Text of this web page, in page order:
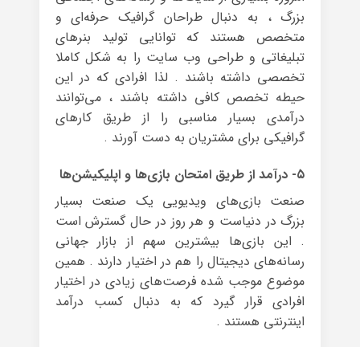
بزرگ ، به دنبال طراحان گرافیک حرفه‌ای و
متخصص هستند که توانایی تولید بنرهای
تبلیغاتی و طراحی وب سایت را به شکل کاملا
تخصصی داشته باشند . لذا افرادی که در این
حیطه تخصص کافی داشته باشند ، می‌توانند
درآمدی بسیار مناسبی را از طریق کارهای
گرافیکی برای مشتریان به دست آورند .
۵- درآمد از طریق امتحان بازی‌ها و اپلیکیشن‌ها
صنعت بازی‌های ویدیویی یک صنعت بسیار
بزرگ در دنیاست و هر روز در حال گسترش است
. این بازی‌ها بیشترین سهم از بازار جهانی
رسانه‌های دیجیتال را هم در اختیار دارند . همین
موضوع موجب شده فرصت‌های زیادی در اختیار
افرادی قرار گیرد که به دنبال کسب درآمد
اینترنتی هستند .